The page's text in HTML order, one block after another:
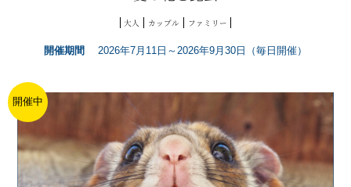
大人 カップル ファミリー
開催期間 2026年7月11日～2026年9月30日（毎日開催）
開催中